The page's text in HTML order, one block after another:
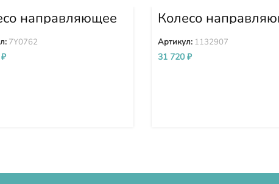
направляющее
7Y0762
₽
Колесо
1132907
Артикул: 1132907
31 720₽